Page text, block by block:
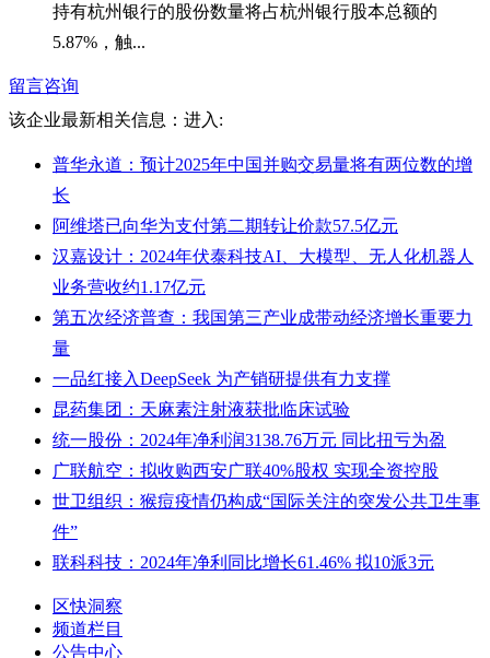
持有杭州银行的股份数量将占杭州银行股本总额的
5.87%，触...
留言咨询
该企业最新相关信息： 进入:
普华永道：预计2025年中国并购交易量将有两位数的增
长
阿维塔已向华为支付第二期转让价款57.5亿元
汉嘉设计：2024年伏泰科技AI、大模型、无人化机器人
业务营收约1.17亿元
第五次经济普查：我国第三产业成带动经济增长重要力
量
一品红接入DeepSeek 为产销研提供有力支撑
昆药集团：天麻素注射液获批临床试验
统一股份：2024年净利润3138.76万元 同比扭亏为盈
广联航空：拟收购西安广联40%股权 实现全资控股
世卫组织：猴痘疫情仍构成“国际关注的突发公共卫生事
件”
联科科技：2024年净利同比增长61.46% 拟10派3元
区快洞察
频道栏目
公告中心